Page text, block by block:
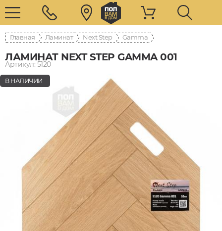
Главная Ламинат Next Step Gamma
ЛАМИНАТ NEXT STEP GAMMA 001
Артикул: 5120
В НАЛИЧИИ